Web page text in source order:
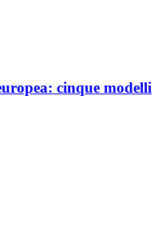
cinque modelli